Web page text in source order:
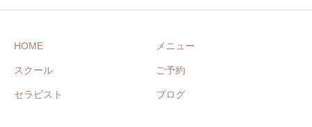
HOME メニュー
スクール ご予約
セラピスト ブログ